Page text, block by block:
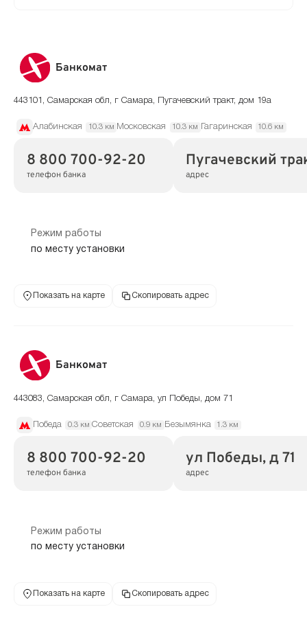
Банкомат
443101, Самарская обл, г Самара, Пугачевский тракт, дом 19а
Алабинская 10.3 км Московская 10.3 км Гагаринская 10.6 км
8 800 700-92-20
телефон банка
Пугачевский
адрес
Режим работы
по месту установки
Показать на карте Скопировать адрес
Банкомат
443083, Самарская обл, г Самара, ул Победы, дом 71
Победа 0.3 км Советская 0.9 км Безымянка 1.3 км
8 800 700-92-20
телефон банка
ул Победы, д 71
адрес
Режим работы
по месту установки
Показать на карте Скопировать адрес